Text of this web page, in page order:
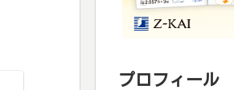
プロフィール